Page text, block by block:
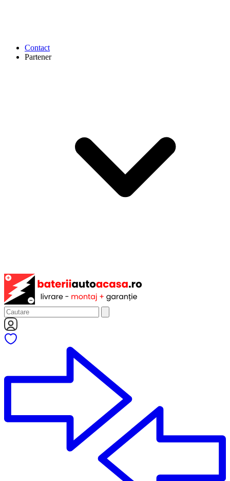
Contact
Partener